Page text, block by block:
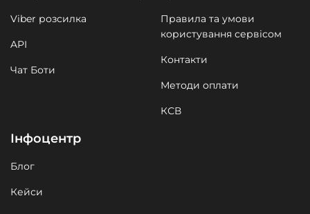
Viber розсилка
API
Чат Боти
Правила та умови
користування сервісом
Контакти
Методи оплати
КСВ
Інфоцентр
Блог
Кейси